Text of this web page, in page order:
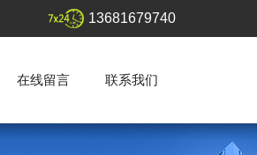
13681679740
在线留言 联系我们